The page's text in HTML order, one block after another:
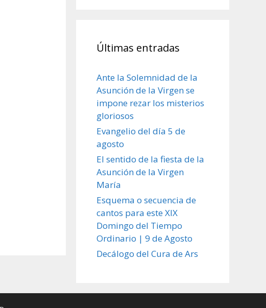
Últimas entradas
Ante la Solemnidad de la
Asunción de la Virgen se
impone rezar los misterios
gloriosos
Evangelio del día 5 de
agosto
El sentido de la fiesta de la
Asunción de la Virgen
María
Esquema o secuencia de
cantos para este XIX
Domingo del Tiempo
Ordinario | 9 de Agosto
Decálogo del Cura de Ars